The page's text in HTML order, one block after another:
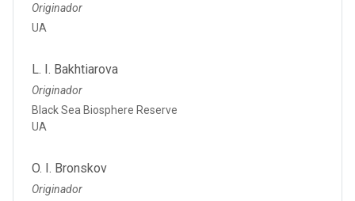
Originador
UA
L. I. Bakhtiarova
Originador
Black Sea Biosphere Reserve
UA
O. I. Bronskov
Originador